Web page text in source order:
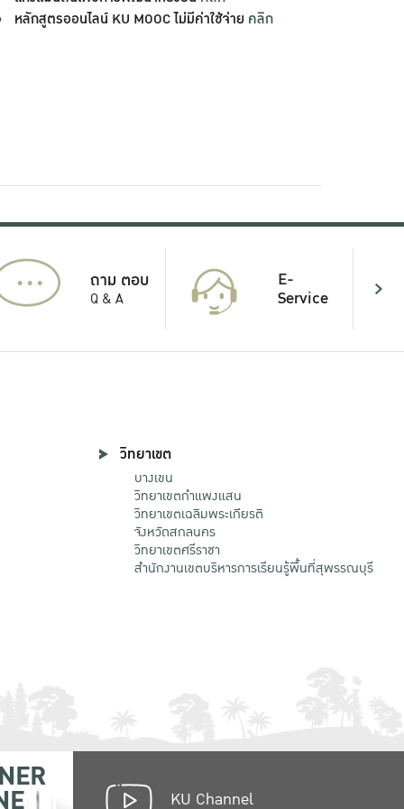
หลักสูตรออนไลน์ KU MOOC ไม่มีค่าใช้จ่าย คลิก
... ถาม ตอบ
Q & A
E-
Service
วิทยาเขต
บางเขน
วิทยาเขตกําแพงแสน
วิทยาเขตเฉลิมพระเกียรติ
จังหวัดสกลนคร
วิทยาเขตศรีราชา
สำนักงานเขตบริหารการเรียนรู้พื้นที่สุพรรณบุรี
KU Channel